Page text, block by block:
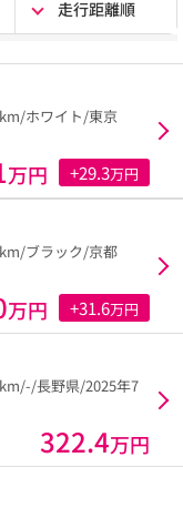
走行距離順
ホワイト/東京
万円 +29.3万円
ブラック/京都
万円 +31.6万円
長野県/2025年7
322.4万円